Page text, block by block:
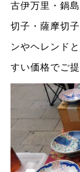
古伊万里・鍋
切子・薩摩切
ンやヘレンド
すい価格でご提